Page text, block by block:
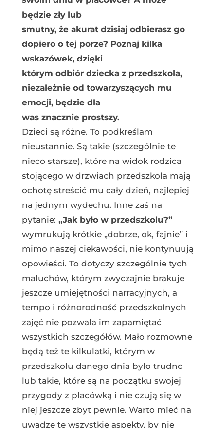
będzie zły lub
smutny, że akurat dzisiaj odbierasz go
dopiero o tej porze? Poznaj kilka
wskazówek, dzięki
którym odbiór dziecka z przedszkola,
niezależnie od towarzyszących mu
emocji, będzie dla
was znacznie prostszy.
Dzieci są różne. To podkreślam
nieustannie. Są takie (szczególnie te
nieco starsze), które na widok rodzica
stojącego w drzwiach przedszkola mają
ochotę streścić mu cały dzień, najlepiej
na jednym wydechu. Inne zaś na
pytanie: „Jak było w przedszkolu?”
wymrukują krótkie „dobrze, ok, fajnie” i
mimo naszej ciekawości, nie kontynuują
opowieści. To dotyczy szczególnie tych
maluchów, którym zwyczajnie brakuje
jeszcze umiejętności narracyjnych, a
tempo i różnorodność przedszkolnych
zajęć nie pozwala im zapamiętać
wszystkich szczegółów. Mało rozmowne
będą też te kilkulatki, którym w
przedszkolu danego dnia było trudno
lub takie, które są na początku swojej
przygody z placówką i nie czują się w
niej jeszcze zbyt pewnie. Warto mieć na
uwadze te wszystkie aspekty, by nie